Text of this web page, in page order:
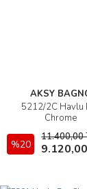
AKSY
5212/2C Havlu
Chrome
%20
11.400,00
İncele
Sepete